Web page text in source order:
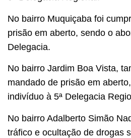
No bairro Muquiçaba foi
prisão em aberto, sendo o
Delegacia.
No bairro Jardim Boa Vista,
mandado de prisão em
indivíduo à 5ª Delegacia
No bairro Adalberto Simão
tráfico e ocultação de drogas